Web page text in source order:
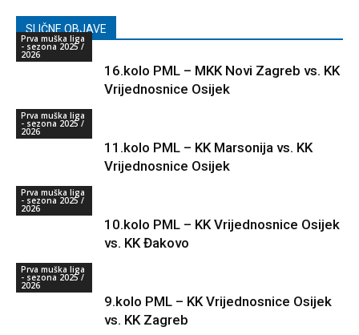
SLIČNE OBJAVE
Prva muška liga
- sezona 2025 /
2026
16.kolo PML – MKK Novi Zagreb vs. KK
Vrijednosnice Osijek
Prva muška liga
- sezona 2025 /
2026
11.kolo PML – KK Marsonija vs. KK
Vrijednosnice Osijek
Prva muška liga
- sezona 2025 /
2026
10.kolo PML – KK Vrijednosnice Osijek
vs. KK Đakovo
Prva muška liga
- sezona 2025 /
2026
9.kolo PML – KK Vrijednosnice Osijek
vs. KK Zagreb